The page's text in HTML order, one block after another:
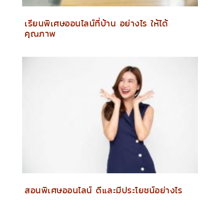
เรียนพิเศษออนไลน์ที่บ้าน อย่างไร ให้ได้
คุณภาพ
สอนพิเศษออนไลน์ ดีและมีประโยชน์อย่างไร